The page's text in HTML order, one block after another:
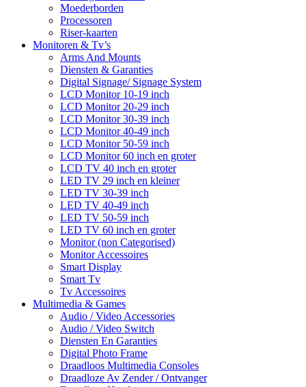
Moederborden
Processoren
Riser-kaarten
Monitoren & Tv’s
Arms And Mounts
Diensten & Garanties
Digital Signage/ Signage System
LCD Monitor 10-19 inch
LCD Monitor 20-29 inch
LCD Monitor 30-39 inch
LCD Monitor 40-49 inch
LCD Monitor 50-59 inch
LCD Monitor 60 inch en groter
LCD TV 40 inch en groter
LED TV 29 inch en kleiner
LED TV 30-39 inch
LED TV 40-49 inch
LED TV 50-59 inch
LED TV 60 inch en groter
Monitor (non Categorised)
Monitor Accessoires
Smart Display
Smart Tv
Tv Accessoires
Multimedia & Games
Audio / Video Accessories
Audio / Video Switch
Diensten En Garanties
Digital Photo Frame
Draadloos Multimedia Consoles
Draadloze Av Zender / Ontvanger